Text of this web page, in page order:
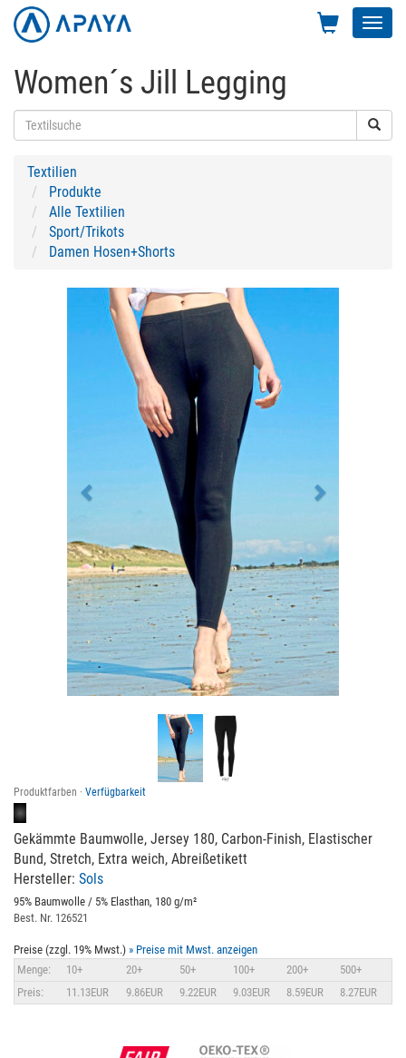
Women´s Jill Legging
Textilien
Produkte
Alle Textilien
Sport/Trikots
Damen Hosen+Shorts
Previous
Produktfarben · Verfügbarkeit
Gekämmte Baumwolle, Jersey 180, Carbon-Finish, Elastischer
Bund, Stretch, Extra weich, Abreißetikett
Hersteller: Sols
95% Baumwolle / 5% Elasthan, 180 g/m²
Best. Nr. 126521
Preise (zzgl. 19% Mwst.) » Preise mit Mwst. anzeigen
Menge:
10+ 20+ 50+ 100+ 200+
500+
Preis:
11.13EUR 9.86EUR 9.22EUR 9.03EUR 8.59EUR 8.27EUR